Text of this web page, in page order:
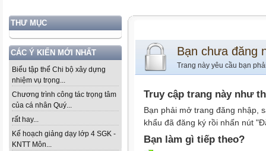
THƯ MỤC
CÁC Ý KIẾN MỚI NHẤT
Biểu tập thể Chi bộ xây dựng
nhiệm vụ trọng...
Chương trình công tác trọng tâm
của cá nhân Quý...
rất hay...
Kế hoạch giảng dạy lớp 4 SGK -
KNTT Môn...
Bạn chưa đăng
Trang này yêu cầu bạn
Truy cập trang này như
Bạn phải mở trang đăng nhập,
khẩu đã đăng ký rồi nhấn nút
Bạn làm gì tiếp theo?